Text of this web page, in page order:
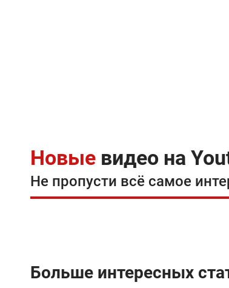
Новые видео на
Не пропусти всё самое
Больше интересных